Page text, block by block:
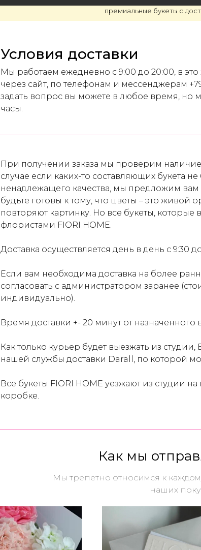
премиальные букеты с
Условия доставки
Мы работаем ежедневно с 9:00 до 20:00, в
через сайт, по телефонам и мессенджерам
задать вопрос вы можете в любое время, но
часы.
При получении заказа мы проверим
случае если каких-то составляющих букета
ненадлежащего качества, мы предложим вам
будьте готовы к тому, что цветы – это живой
повторяют картинку. Но все букеты,
флористами FIORI HOME.
Доставка осуществляется день в день с 9:30
Если вам необходима доставка на более
согласовать с администратором заранее
индивидуально).
Время доставки +- 20 минут от назначенного
Как только курьер будет выезжать из
нашей службы доставки Darall, по которой
Все букеты FIORI HOME уезжают из студии
коробке.
Как мы
Мы трепетно относимся к
наших